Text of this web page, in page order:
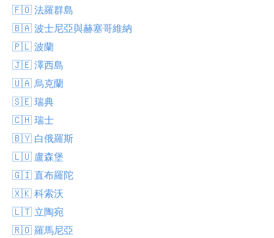
🇫🇴 法羅群島
🇧🇦 波士尼亞與赫塞哥維納
🇵🇱 波蘭
🇯🇪 澤西島
🇺🇦 烏克蘭
🇸🇪 瑞典
🇨🇭 瑞士
🇧🇾 白俄羅斯
🇱🇺 盧森堡
🇬🇮 直布羅陀
🇽🇰 科索沃
🇱🇹 立陶宛
🇷🇴 羅馬尼亞